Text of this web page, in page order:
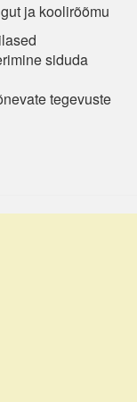
ja koolirõõmu
siduda
tegevuste